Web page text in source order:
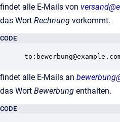
findet alle E-Mails von
das Wort Rechnung vorkommt.
CODE
findet alle E-Mails an
das Wort Bewerbung enthalten.
CODE